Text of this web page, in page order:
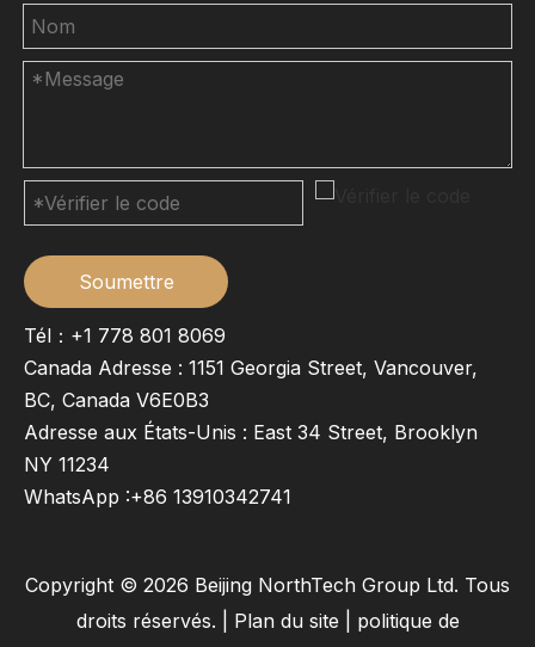
Soumettre
Tél：+1 778 801 8069
Canada Adresse : 1151 Georgia Street, Vancouver,
BC, Canada V6E0B3
Adresse aux États-Unis : East 34 Street, Brooklyn
NY 11234
WhatsApp :+86 13910342741
Copyright © 2026 Beijing NorthTech Group Ltd. Tous
droits réservés. | Plan du site
politique de